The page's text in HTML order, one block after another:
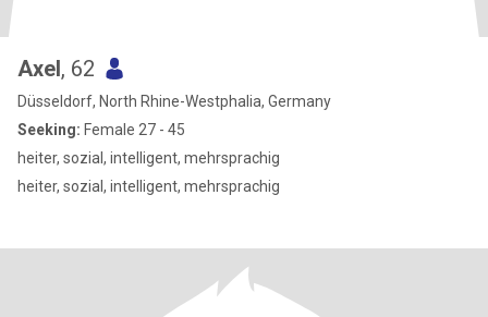
Axel, 62
Düsseldorf, North Rhine-Westphalia, Germany
Seeking: Female 27 - 45
heiter, sozial, intelligent, mehrsprachig
heiter, sozial, intelligent, mehrsprachig